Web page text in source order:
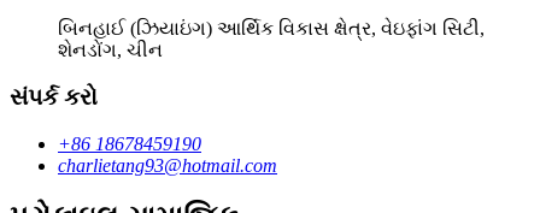
બિનહાઈ (ઝિયાઇંગ) આર્થિક વિકાસ ક્ષેત્ર, વેઇફાંગ સિટી,
શેનડોંગ, ચીન
સંપર્ક કરો
+86 18678459190
charlietang93@hotmail.com